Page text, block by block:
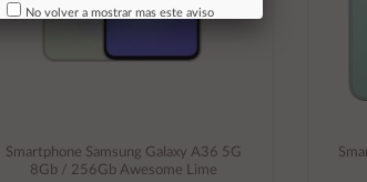
Smartphone Samsung Galaxy A36 5G
8Gb / 256Gb Awesome Lime
No volver a mostrar mas este aviso